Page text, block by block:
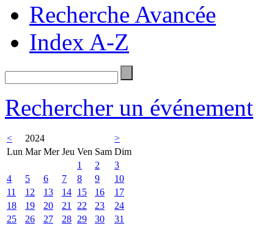
Recherche Avancée
Index A-Z
Rechercher un événement
< 2024
>
Lun Mar Mer Jeu Ven Sam Dim
1
2
3
4
5 6 7 8 9
10
11
12 13 14 15 16
17
18
19 20 21 22 23
24
25
26 27 28 29 30 31